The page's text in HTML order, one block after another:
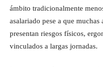
ámbito tradicionalmente
asalariado pese a que
presentan riesgos físicos,
vinculados a largas jornadas.